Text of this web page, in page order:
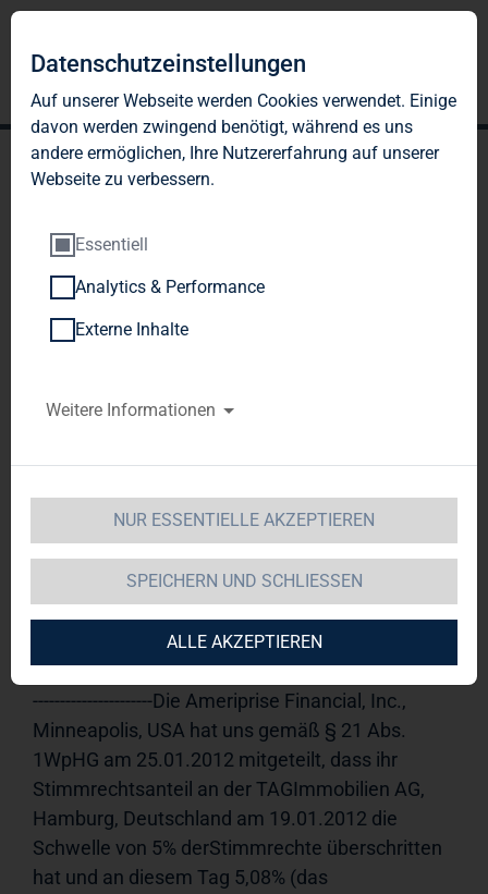
TAG Immobilien AG:
Veröffentlichung gemäß §
26 Abs. 1 WpHG mit dem
Verbreitung
TAG Immobilien AG 30.01.2012
10:12Veröffentlichung einer
Stimmrechtsmitteilung, übermittelt durch die
den Inhalt der Mitteilung ist der Emittent
verantwortlich.-----------------------------------------------------
----------------------Die Ameriprise Financial, Inc.,
Minneapolis, USA hat uns gemäß § 21 Abs.
1WpHG am 25.01.2012 mitgeteilt, dass ihr
Stimmrechtsanteil an der TAGImmobilien AG,
Hamburg, Deutschland am 19.01.2012 die
Schwelle von 5% derStimmrechte überschritten
hat und an diesem Tag 5,08% (das
Datenschutzeinstellungen
Auf unserer Webseite werden Cookies verwendet. Einige
davon werden zwingend benötigt, während es uns
andere ermöglichen, Ihre Nutzererfahrung auf unserer
Webseite zu verbessern.
Essentiell
Analytics & Performance
Externe Inhalte
Weitere Informationen
NUR ESSENTIELLE AKZEPTIEREN
SPEICHERN UND SCHLIESSEN
ALLE AKZEPTIEREN